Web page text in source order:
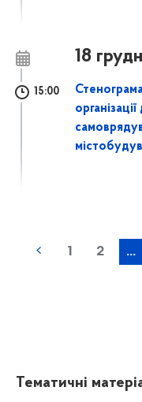
18
15:00
1 2 ...
Тематичні